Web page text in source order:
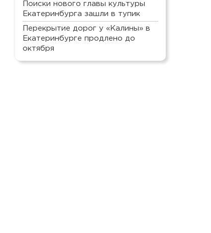
Поиски нового главы культуры
Екатеринбурга зашли в тупик
Перекрытие дорог у «Калины» в
Екатеринбурге продлено до
октября